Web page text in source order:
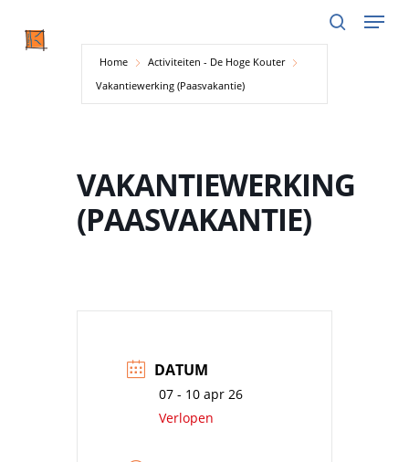
Menu
Home
Activiteiten - De Hoge Kouter
Vakantiewerking (Paasvakantie)
VAKANTIEWERKING
(PAASVAKANTIE)
DATUM
07 - 10 apr 26
Verlopen